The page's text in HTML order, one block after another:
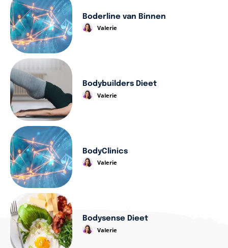
Boderline van Binnen
Valerie
Bodybuilders Dieet
Valerie
BodyClinics
Valerie
Bodysense Dieet
Valerie